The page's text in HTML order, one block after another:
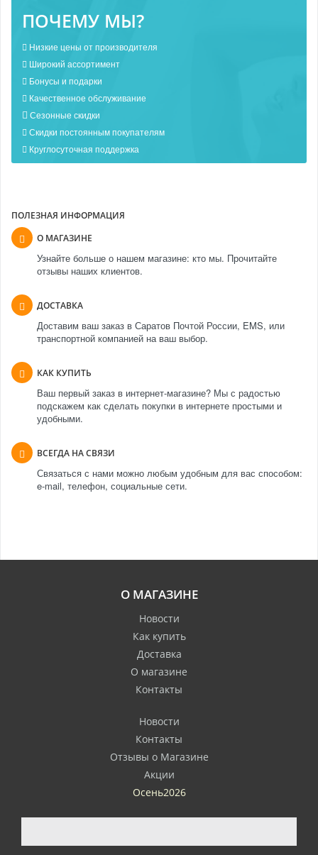
ПОЧЕМУ МЫ?
Низкие цены от производителя
Широкий ассортимент
Бонусы и подарки
Качественное обслуживание
Сезонные скидки
Скидки постоянным покупателям
Круглосуточная поддержка
ПОЛЕЗНАЯ ИНФОРМАЦИЯ
О МАГАЗИНЕ
Узнайте больше о нашем магазине: кто мы. Прочитайте
отзывы наших клиентов.
ДОСТАВКА
Доставим ваш заказ в Саратов Почтой России, EMS, или
транспортной компанией на ваш выбор.
КАК КУПИТЬ
Ваш первый заказ в интернет-магазине? Мы с радостью
подскажем как сделать покупки в интернете простыми и
удобными.
ВСЕГДА НА СВЯЗИ
Связаться с нами можно любым удобным для вас способом:
e-mail, телефон, социальные сети.
О МАГАЗИНЕ
Новости
Как купить
Доставка
О магазине
Контакты
Новости
Контакты
Отзывы о Магазине
Акции
Осень2026